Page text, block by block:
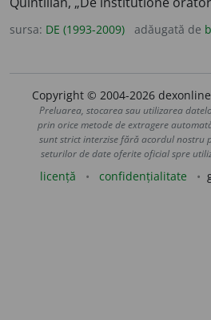
sursa: DE (1993-2009) adăugată de
Copyright © 2004-2026
Preluarea, stocarea sau utilizarea
prin orice metode de extragere
sunt strict interzise fără acordul nostru
seturilor de date oferite oficial spre
licență confidențialitate